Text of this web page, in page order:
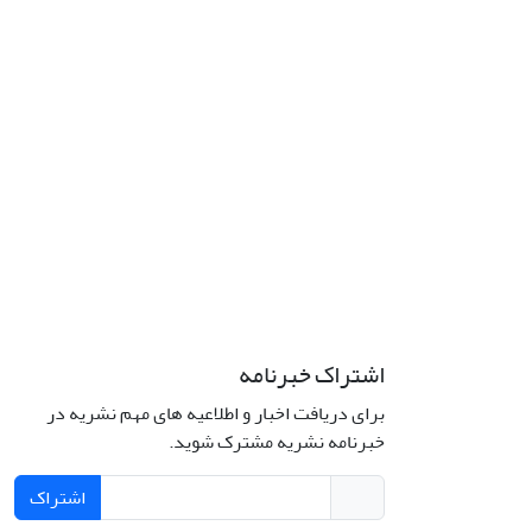
اشتراک خبرنامه
برای دریافت اخبار و اطلاعیه های مهم نشریه در
خبرنامه نشریه مشترک شوید.
اشتراک